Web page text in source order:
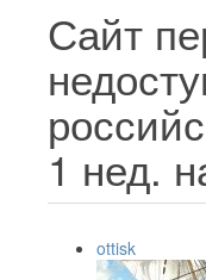
Сайт
1 нед.
ottisk